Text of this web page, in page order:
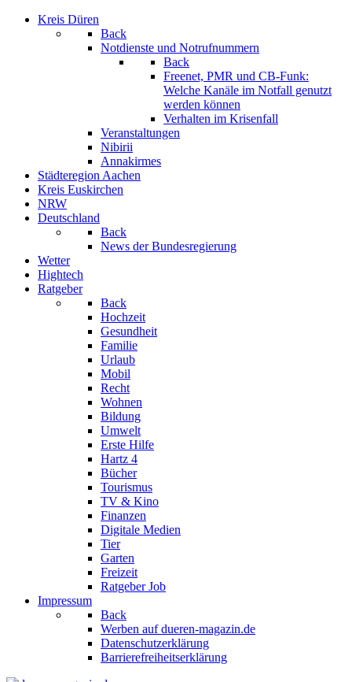
Kreis Düren
Back
Notdienste und Notrufnummern
Back
Freenet, PMR und CB-Funk:
Welche Kanäle im Notfall genutzt
werden können
Verhalten im Krisenfall
Veranstaltungen
Nibirii
Annakirmes
Städteregion Aachen
Kreis Euskirchen
NRW
Deutschland
Back
News der Bundesregierung
Wetter
Hightech
Ratgeber
Back
Hochzeit
Gesundheit
Familie
Urlaub
Mobil
Recht
Wohnen
Bildung
Umwelt
Erste Hilfe
Hartz 4
Bücher
Tourismus
TV & Kino
Finanzen
Digitale Medien
Tier
Garten
Freizeit
Ratgeber Job
Impressum
Back
Werben auf dueren-magazin.de
Datenschutzerklärung
Barrierefreiheitserklärung